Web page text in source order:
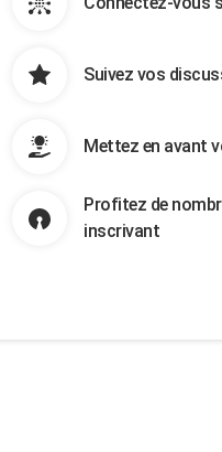
Suivez vos
Mettez en avant
Profitez de
inscrivant